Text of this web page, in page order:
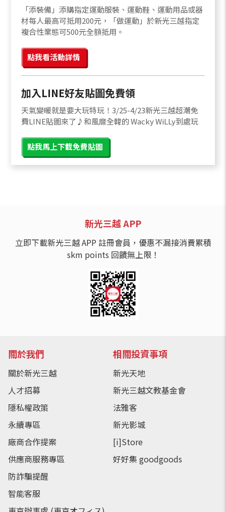
「添裝備」添購指定運動服裝、運動鞋、運動用品或器
材每人最高可抵用200元，「做運動」於新光三越指定
複合性業態可500元全額抵用。
點我看活動詳情
加入LINE好友貼圖免費領
天氣變暖就是要大玩特玩！3/25-4/23新光三越超潮免
費LINE貼圖來了♪和風靡全韓的 Wacky WiLLy到處玩
點我馬上下載免費貼圖
新光三越 APP
立即下載新光三越 APP 註冊會員，優惠不漏接消費累積
skm points 回饋無上限！
關於我們
關於新光三越
人才招募
隱私權政策
永續專區
廠商合作提案
供應商服務專區
防詐騙提醒
智能客服
相關投資事項
新光天地
新光三越文教基金會
法雅客
新光影城
[i]Store
好好集 goodgoods